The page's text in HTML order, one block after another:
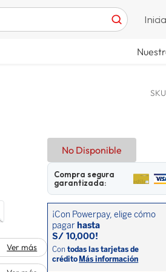
SKU
Ver más
No Disponible
Compra segura
garantizada: